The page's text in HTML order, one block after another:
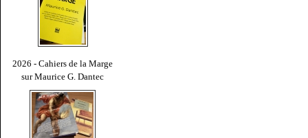
2026 - Cahiers de la Marge
sur Maurice G. Dantec